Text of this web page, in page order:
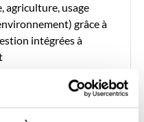
agriculture, usage
grâce à
intégrées à
des systèmes
d’adaptation